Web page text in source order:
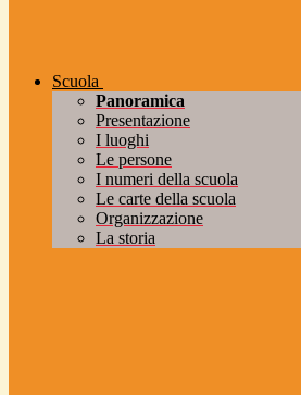
Scuola
Panoramica
Presentazione
I luoghi
Le persone
I numeri della scuola
Le carte della scuola
Organizzazione
La storia